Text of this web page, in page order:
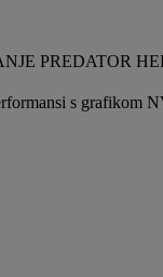
PREDATOR
s grafikom